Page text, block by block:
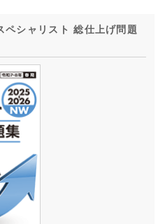
シャリスト 総仕上げ問題